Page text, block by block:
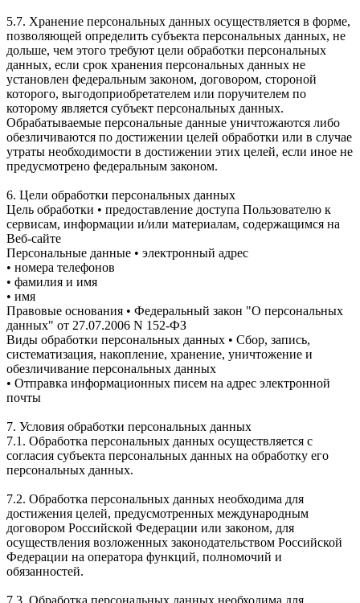
5.7. Хранение персональных данных осуществляется в форме,
позволяющей определить субъекта персональных данных, не
дольше, чем этого требуют цели обработки персональных
данных, если срок хранения персональных данных не
установлен федеральным законом, договором, стороной
которого, выгодоприобретателем или поручителем по
которому является субъект персональных данных.
Обрабатываемые персональные данные уничтожаются либо
обезличиваются по достижении целей обработки или в случае
утраты необходимости в достижении этих целей, если иное не
предусмотрено федеральным законом.
6. Цели обработки персональных данных
Цель обработки • предоставление доступа Пользователю к
сервисам, информации и/или материалам, содержащимся на
Веб-сайте
Персональные данные • электронный адрес
• номера телефонов
• фамилия и имя
• имя
Правовые основания • Федеральный закон "О персональных
данных" от 27.07.2006 N 152-ФЗ
Виды обработки персональных данных • Сбор, запись,
систематизация, накопление, хранение, уничтожение и
обезличивание персональных данных
• Отправка информационных писем на адрес электронной
почты
7. Условия обработки персональных данных
7.1. Обработка персональных данных осуществляется с
согласия субъекта персональных данных на обработку его
персональных данных.
7.2. Обработка персональных данных необходима для
достижения целей, предусмотренных международным
договором Российской Федерации или законом, для
осуществления возложенных законодательством Российской
Федерации на оператора функций, полномочий и
обязанностей.
7.3. Обработка персональных данных необходима для